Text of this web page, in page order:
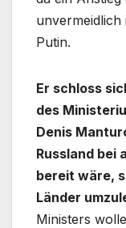
unvermeidlich
Putin.
Er schloss
des
Denis
Russland bei
bereit wäre,
Länder
Ministers